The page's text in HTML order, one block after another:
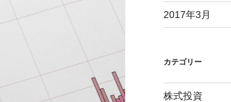
2017年3月
カテゴリー
株式投資